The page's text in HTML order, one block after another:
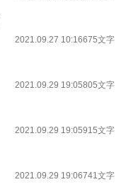
2021.09.27 10:16675文字
2021.09.29 19:05805文字
2021.09.29 19:05915文字
2021.09.29 19:06741文字